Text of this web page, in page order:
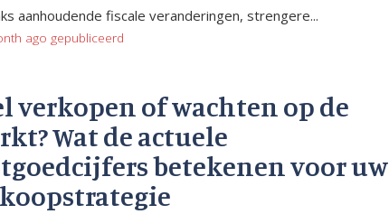
aanhoudende fiscale veranderingen, strengere...
ago gepubliceerd
verkopen of wachten op de
Wat de actuele
betekenen voor uw